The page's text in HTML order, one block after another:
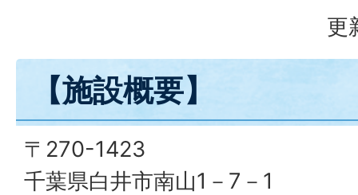
更
【施設概要】
〒270-1423
千葉県白井市南山1－7－1